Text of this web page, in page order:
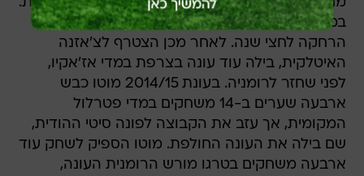
במהלך 2010, הרומני נכשל בבדיקה נוספת, וקיבל
הרחקה לחצי שנה. לאחר מכן הצטרף לצ'אזנה
האיטלקית, בילה עוד עונה בצרפת במדי אז'אקיו,
לפני שחזר לרומניה. בעונת 2014/15 מוטו כבש
ארבעה שערים ב-14 משחקים במדי פטרלול
המקומית, אך עזב את הקבוצה לפונה סיטי ההודית,
שם בילה את העונה החולפת. מוטו הספיק לשחק עוד
ארבעה משחקים בטרגו מורש הרומנית העונה,